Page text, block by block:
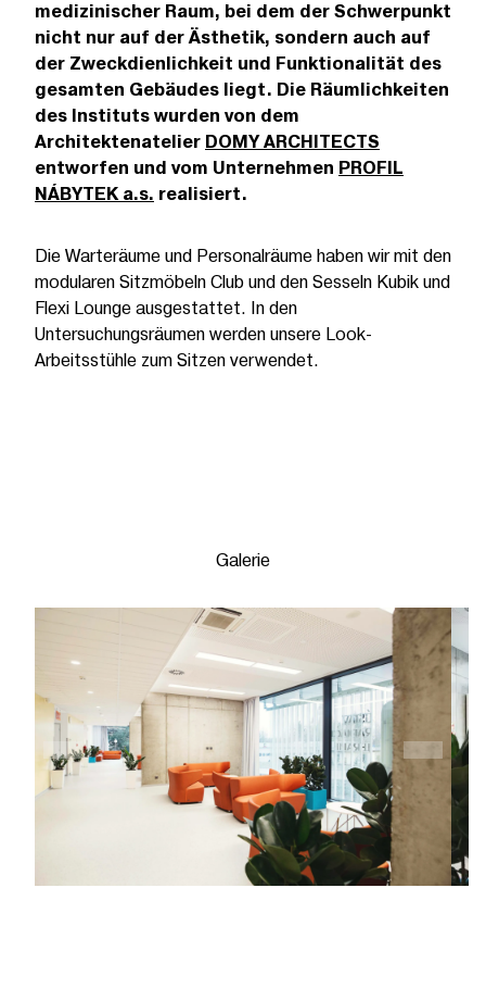
medizinischer Raum, bei dem der Schwerpunkt
nicht nur auf der Ästhetik, sondern auch auf
der Zweckdienlichkeit und Funktionalität des
gesamten Gebäudes liegt. Die Räumlichkeiten
des Instituts wurden von dem
Architektenatelier DOMY ARCHITECTS
entworfen und vom Unternehmen PROFIL
NÁBYTEK a.s. realisiert.
Die Warteräume und Personalräume haben wir mit den
modularen Sitzmöbeln Club und den Sesseln Kubik und
Flexi Lounge ausgestattet. In den
Untersuchungsräumen werden unsere Look-
Arbeitsstühle zum Sitzen verwendet.
Galerie